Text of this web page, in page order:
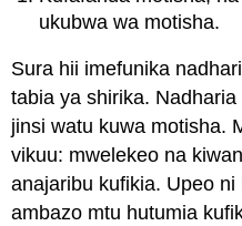
ukubwa wa motisha.
Sura hii imefunika
tabia ya shirika.
jinsi watu kuwa motisha.
vikuu: mwelekeo na
anajaribu kufikia. Upeo
ambazo mtu hutumia